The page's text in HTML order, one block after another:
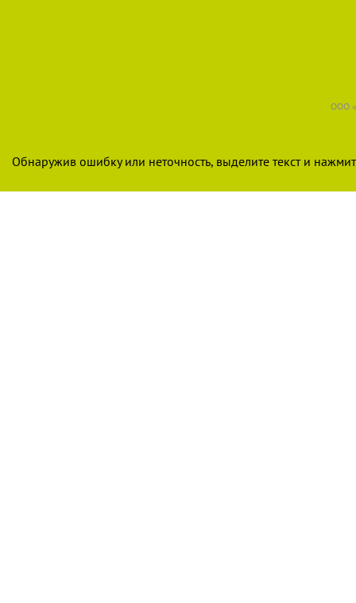
ООО
Обнаружив ошибку или неточность, выделите текст и